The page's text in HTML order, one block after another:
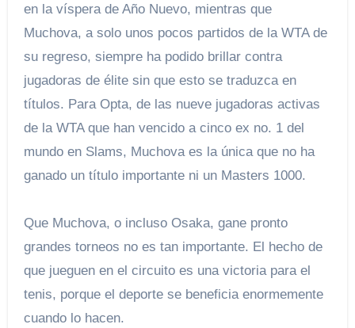
en la víspera de Año Nuevo, mientras que
Muchova, a solo unos pocos partidos de la WTA de
su regreso, siempre ha podido brillar contra
jugadoras de élite sin que esto se traduzca en
títulos. Para Opta, de las nueve jugadoras activas
de la WTA que han vencido a cinco ex no. 1 del
mundo en Slams, Muchova es la única que no ha
ganado un título importante ni un Masters 1000.
Que Muchova, o incluso Osaka, gane pronto
grandes torneos no es tan importante. El hecho de
que jueguen en el circuito es una victoria para el
tenis, porque el deporte se beneficia enormemente
cuando lo hacen.